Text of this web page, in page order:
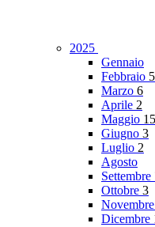
2025
Gennaio
Febbraio 5
Marzo 6
Aprile 2
Maggio 15
Giugno 3
Luglio 2
Agosto
Settembre
Ottobre 3
Novembre
Dicembre